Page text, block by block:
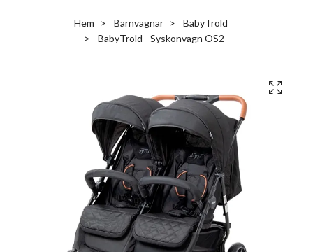
Hem Barnvagnar
BabyTrold
BabyTrold - Syskonvagn OS2